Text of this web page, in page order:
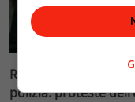
Politica
Riconoscimento
polizia: proteste